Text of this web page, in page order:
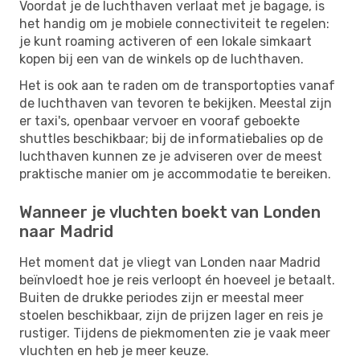
Voordat je de luchthaven verlaat met je bagage, is
het handig om je mobiele connectiviteit te regelen:
je kunt roaming activeren of een lokale simkaart
kopen bij een van de winkels op de luchthaven.
Het is ook aan te raden om de transportopties vanaf
de luchthaven van tevoren te bekijken. Meestal zijn
er taxi's, openbaar vervoer en vooraf geboekte
shuttles beschikbaar; bij de informatiebalies op de
luchthaven kunnen ze je adviseren over de meest
praktische manier om je accommodatie te bereiken.
Wanneer je vluchten boekt van Londen
naar Madrid
Het moment dat je vliegt van Londen naar Madrid
beïnvloedt hoe je reis verloopt én hoeveel je betaalt.
Buiten de drukke periodes zijn er meestal meer
stoelen beschikbaar, zijn de prijzen lager en reis je
rustiger. Tijdens de piekmomenten zie je vaak meer
vluchten en heb je meer keuze.